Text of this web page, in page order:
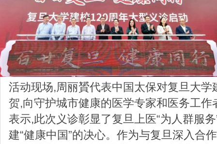
活动现场,周丽贇代表中国太保对复旦大学
贺,向守护城市健康的医学专家和医务工作
表示,此次义诊彰显了复旦上医“为人群服
建“健康中国”的决心。作为与复旦深入合